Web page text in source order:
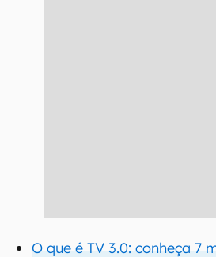
O que é TV 3.0: conheça 7